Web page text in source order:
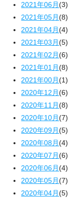
2021年06月(3)
2021年05月(8)
2021年04月(4)
2021年03月(5)
2021年02月(6)
2021年01月(8)
2021年00月(1)
2020年12月(6)
2020年11月(8)
2020年10月(7)
2020年09月(5)
2020年08月(4)
2020年07月(6)
2020年06月(4)
2020年05月(7)
2020年04月(5)